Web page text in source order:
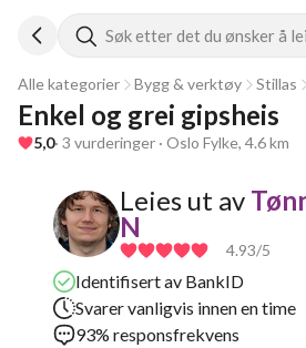
Søk etter det du ønsker å
Alle kategorier Bygg & verktøy Stillas
Enkel og grei gipsheis
5,0· 3 vurderinger · Oslo Fylke, 4.6 km
Leies ut av
N
4.93/5
Identifisert av BankID
Svarer vanligvis innen en time
93% responsfrekvens